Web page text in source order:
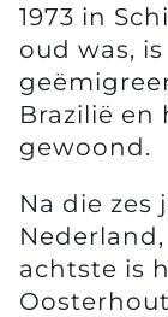
1973 in
oud was,
Brazilië en
gewoond.
Na die zes
achtste is